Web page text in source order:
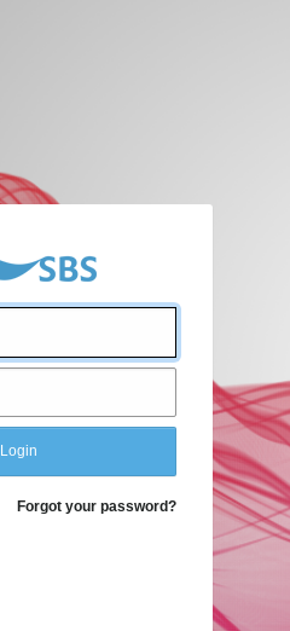
Login
Forgot your password?